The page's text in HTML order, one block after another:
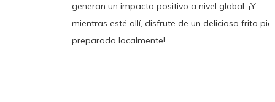
generan un impacto positivo a nivel global. ¡Y
mientras esté allí, disfrute de un delicioso frito pie
preparado localmente!